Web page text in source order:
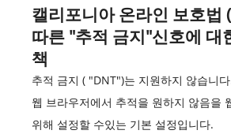
캘리포니아 온라인 보호법
따른 "추적 금지"신호에 대
책
추적 금지 ( "DNT")는 지원하지 않습니
웹 브라우저에서 추적을 원하지 않음을
위해 설정할 수있는 기본 설정입니다.